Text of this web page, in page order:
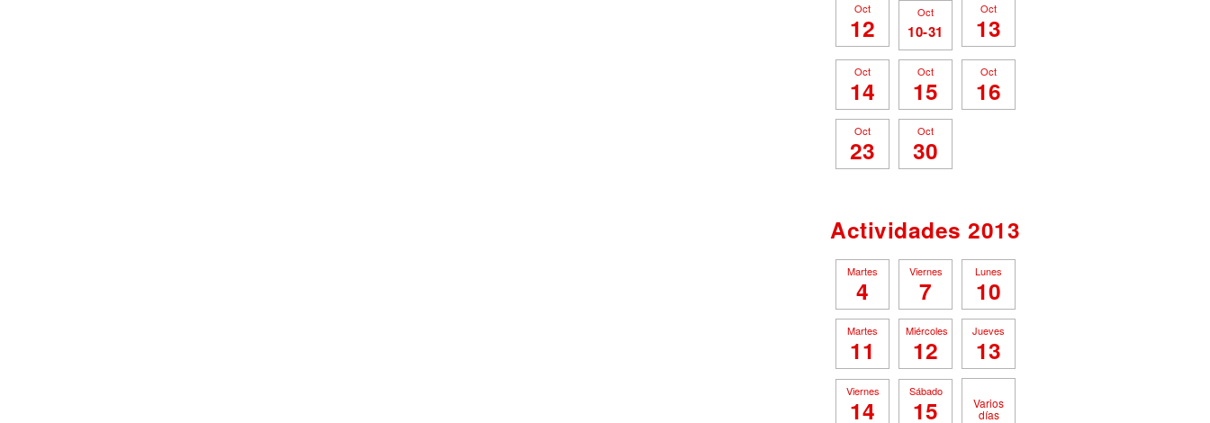
Oct
12 Oct
10-31
Oct
13
Oct
14
Oct
15
Oct
16
Oct
23
Oct
30
Actividades 2013
Martes
4
Viernes
7
Lunes
10
Martes
11
Miércoles
12
Jueves
13
Viernes
14
Sábado
15 Varios
días